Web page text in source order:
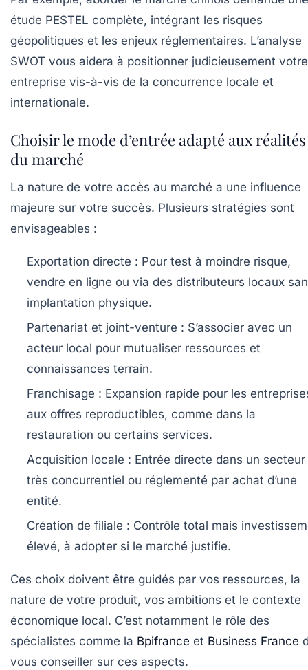
étude PESTEL complète, intégrant les risques
géopolitiques et les enjeux réglementaires. L’analyse
SWOT vous aidera à positionner judicieusement votre
entreprise vis-à-vis de la concurrence locale et
internationale.
Choisir le mode d’entrée adapté aux réalités
du marché
La nature de votre accès au marché a une influence
majeure sur votre succès. Plusieurs stratégies sont
envisageables :
Exportation directe : Pour test à moindre risque,
vendre en ligne ou via des distributeurs locaux
implantation physique.
Partenariat et joint-venture : S’associer avec un
acteur local pour mutualiser ressources et
connaissances terrain.
Franchisage : Expansion rapide pour les
aux offres reproductibles, comme dans la
restauration ou certains services.
Acquisition locale : Entrée directe dans un secteur
très concurrentiel ou réglementé par achat d’une
entité.
Création de filiale : Contrôle total mais
élevé, à adopter si le marché justifie.
Ces choix doivent être guidés par vos ressources, la
nature de votre produit, vos ambitions et le contexte
économique local. C’est notamment le rôle des
spécialistes comme la Bpifrance et Business France
vous conseiller sur ces aspects.